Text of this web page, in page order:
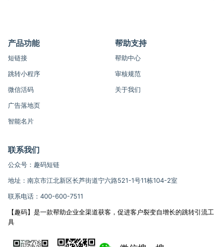
产品功能
短链接
跳转小程序
微信活码
广告落地页
智能名片
帮助支持
帮助中心
审核规范
关于我们
联系我们
公众号：趣码短链
地址：南京市江北新区长芦街道宁六路521-1号11栋104-2室
联系电话：400-600-7511
【趣码】是一款帮助企业全渠道获客，促进客户裂变自增长的跳转引流工
具